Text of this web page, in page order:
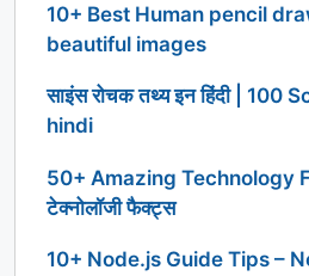
10+ Best Human pencil
beautiful images
साइंस रोचक तथ्य इन हिंदी | 100
hindi
50+ Amazing Technology
टेक्नोलॉजी फैक्ट्स
10+ Node.js Guide Tips –